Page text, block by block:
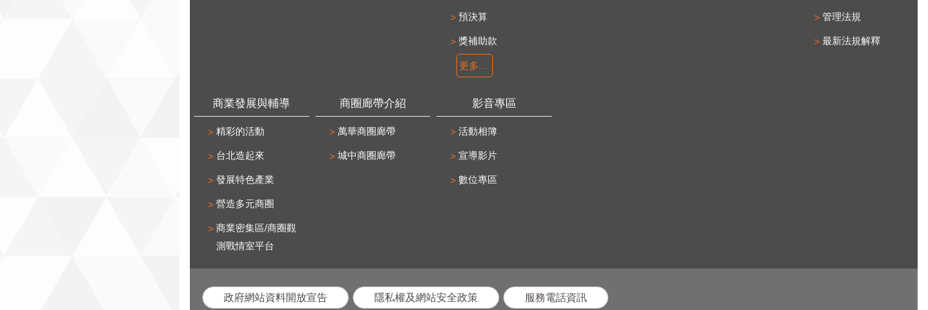
預決算
獎補助款
更多...
管理法規
最新法規解釋
商業發展與輔導
精彩的活動
台北造起來
發展特色產業
營造多元商圈
商業密集區/商圈觀
測戰情室平台
商圈廊帶介紹
萬華商圈廊帶
城中商圈廊帶
影音專區
活動相簿
宣導影片
數位專區
政府網站資料開放宣告 隱私權及網站安全政策 服務電話資訊